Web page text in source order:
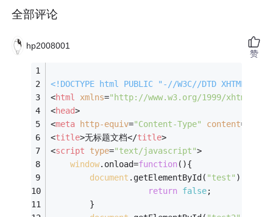
全部评论
hp2008001
<!DOCTYPE html PUBLIC
"-//W3C//DTD XHTML
<html xmlns="http://www.w3.org/1999/xhtml"
<head>
<meta http-equiv="Content-Type" content=
<title>无标题文档</title>
<script type="text/javascript">
window.onload=function( ){
document .getElementById( "test"
return false;
		}
赞